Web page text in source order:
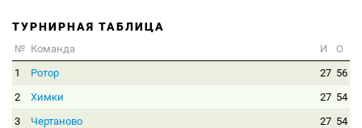
ТУРНИРНАЯ ТАБЛИЦА
№ Команда И
О
1
Ротор 27 56
2
Химки 27 54
3
Чертаново 27 54